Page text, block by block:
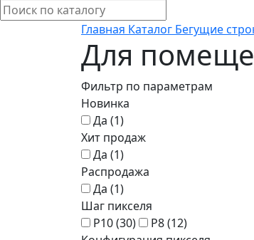
Главная Каталог Бегущие
Для
Фильтр по параметрам
Новинка
Да (1)
Хит продаж
Да (1)
Распродажа
Да (1)
Шаг пикселя
P10 (30) P8 (12)